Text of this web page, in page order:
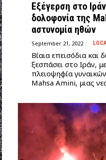
Εξέγερση στο
δολοφονία της
αστυνομία ηθών
September 21, 2022
Βίαια επεισόδια και
ξεσπάσει στο Ιράν,
πλειοψηφία
Mahsa Amini, μιας